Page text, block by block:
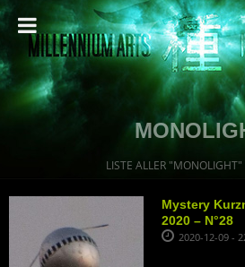
LISTE ALLER "MONOLIGHT"
Mystery
2020 – N°28
2020-12-09 -